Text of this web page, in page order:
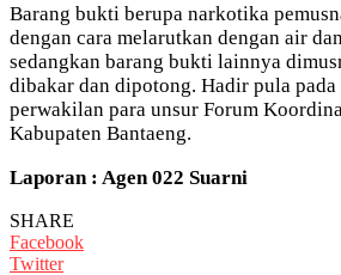
Barang bukti berupa narkotika
dengan cara melarutkan dengan air
sedangkan barang bukti lainnya
dibakar dan dipotong. Hadir pula pada
perwakilan para unsur Forum
Kabupaten Bantaeng.
Laporan : Agen 022 Suarni
SHARE
Facebook
Twitter